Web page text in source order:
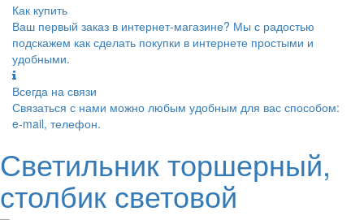
Как купить
Ваш первый заказ в интернет-магазине? Мы с радостью
подскажем как сделать покупки в интернете простыми и
удобными.
Всегда на связи
Связаться с нами можно любым удобным для вас способом:
e-mail, телефон.
Светильник торшерный,
столбик световой